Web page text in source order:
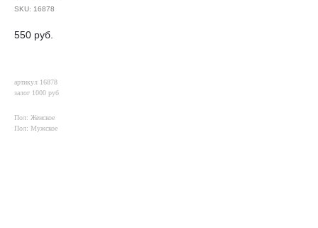
SKU: 16878
550 руб.
артикул 16878
залог 1000 руб
Пол: Женское
Пол: Мужское